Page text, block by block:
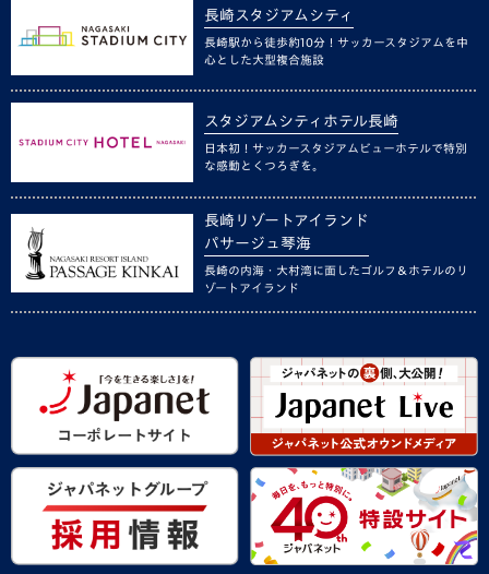
長崎スタジアムシティ
長崎駅から徒歩約10分！サッカースタジアムを中
心とした大型複合施設
スタジアムシティホテル長崎
日本初！サッカースタジアムビューホテルで特別
な感動とくつろぎを。
長崎リゾートアイランド
パサージュ琴海
長崎の内海・大村湾に面したゴルフ＆ホテルのリ
ゾートアイランド